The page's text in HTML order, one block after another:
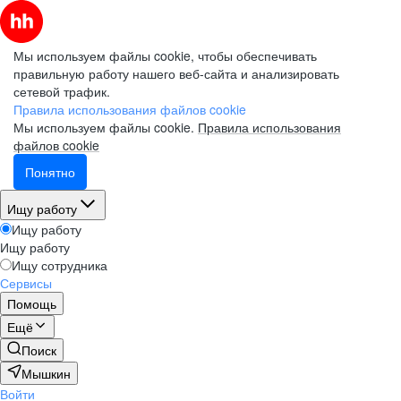
Мы используем файлы cookie, чтобы обеспечивать
правильную работу нашего веб-сайта и анализировать
сетевой трафик.
Правила использования файлов cookie
Мы используем файлы cookie. Правила использования
файлов cookie
Понятно
Ищу работу
Ищу работу
Ищу работу
Ищу сотрудника
Сервисы
Помощь
Ещё
Поиск
Мышкин
Войти